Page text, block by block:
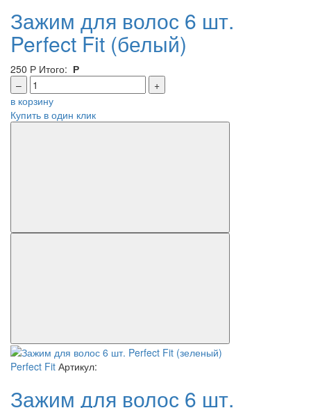
Зажим для волос 6 шт.
Perfect Fit (белый)
250 Р Итого: Р
–
+
в корзину
Купить в один клик
Perfect Fit Артикул:
Зажим для волос 6 шт.